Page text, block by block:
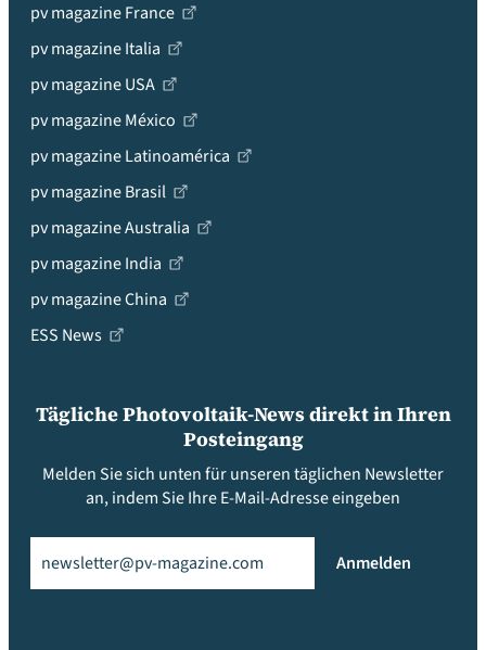
pv magazine France
pv magazine Italia
pv magazine USA
pv magazine México
pv magazine Latinoamérica
pv magazine Brasil
pv magazine Australia
pv magazine India
pv magazine China
ESS News
Tägliche Photovoltaik-News direkt in Ihren
Posteingang
Melden Sie sich unten für unseren täglichen Newsletter
an, indem Sie Ihre E-Mail-Adresse eingeben
Anmelden